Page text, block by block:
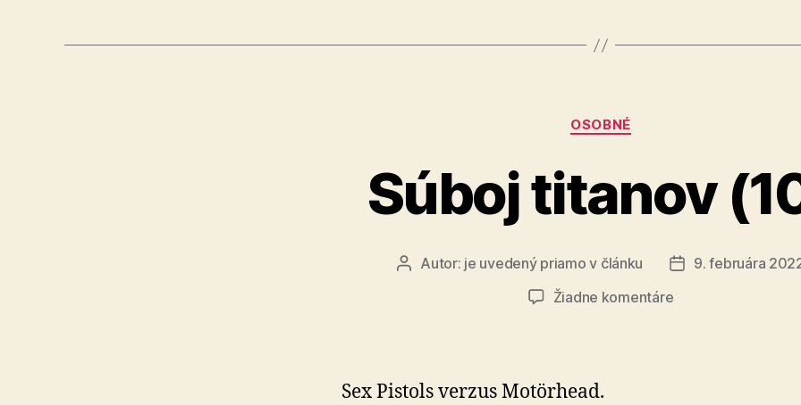
Kategórie
OSOBNÉ
Súboj titanov
AutorAutor: je uvedený priamo v článku
Dátum
9. februára
Žiadne komentárena
Sex Pistols verzus Motörhead.